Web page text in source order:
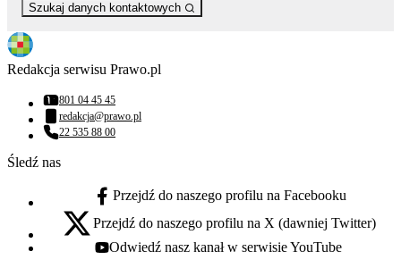
Szukaj danych kontaktowych
Redakcja serwisu Prawo.pl
Numer telefonu:
801 04 45 45
Adres email:
redakcja@prawo.pl
Numer telefonu:
22 535 88 00
Śledź nas
facebook - otwiera się w nowej karcie
Przejdź do naszego profilu na Facebooku
x - otwiera się w nowej karcie
Przejdź do naszego profilu na X (dawniej Twitter)
youtube - otwiera się w nowej karcie
Odwiedź nasz kanał w serwisie YouTube